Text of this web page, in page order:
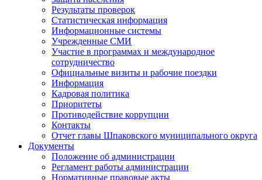
Результаты проверок
Статистическая информация
Информационные системы
Учрежденные СМИ
Участие в программах и международное
сотрудничество
Официальные визиты и рабочие поездки
Информация
Кадровая политика
Приоритеты
Противодействие коррупции
Контакты
Отчет главы Шпаковского муниципального округа
Документы
Положение об администрации
Регламент работы администрации
Нормативные правовые акты